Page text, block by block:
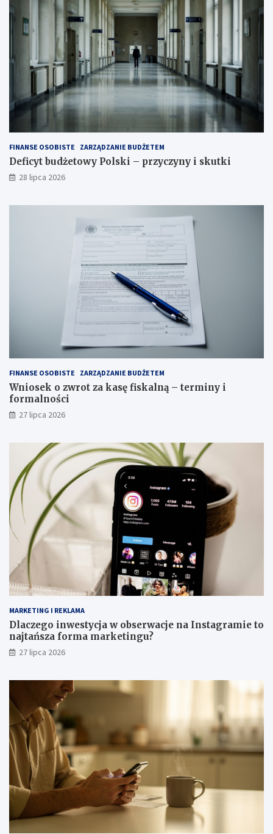
FINANSE OSOBISTE ZARZĄDZANIE BUDŻETEM
Deficyt budżetowy Polski – przyczyny i skutki
28 lipca 2026
FINANSE OSOBISTE ZARZĄDZANIE BUDŻETEM
Wniosek o zwrot za kasę fiskalną – terminy i
formalności
27 lipca 2026
MARKETING I REKLAMA
Dlaczego inwestycja w obserwacje na Instagramie to
najtańsza forma marketingu?
27 lipca 2026